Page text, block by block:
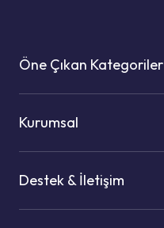
Öne Çıkan Kategoriler
Kurumsal
Destek & İletişim